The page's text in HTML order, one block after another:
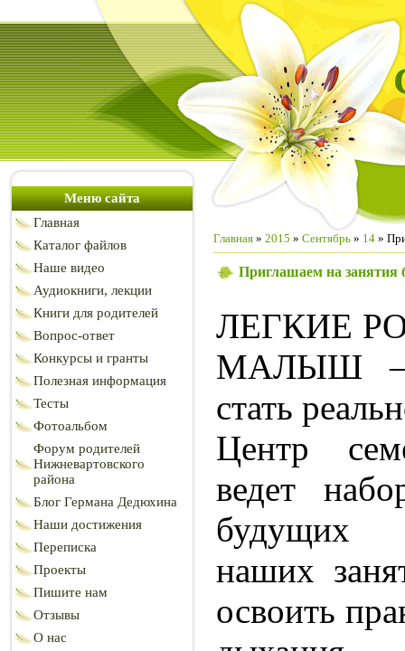
Меню сайта
Главная
Каталог файлов
Наше видео
Аудиокниги, лекции
Книги для родителей
Вопрос-ответ
Конкурсы и гранты
Полезная информация
Тесты
Фотоальбом
Форум родителей
Нижневартовского
района
Блог Германа Дедюхина
Наши достижения
Переписка
Проекты
Пишите нам
Отзывы
О нас
Главная » 2015 » Сентябрь » 14 »
Приглашаем на занятия
ЛЕГКИЕ
МАЛЫШ –
стать
Центр
ведет
будущих
наших
освоить